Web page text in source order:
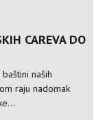
CAREVA DO
naših
raju nadomak